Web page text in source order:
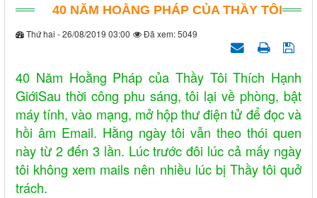
40 NĂM HOẰNG PHÁP CỦA THẦY TÔI
Thứ hai - 26/08/2019 03:00 Đã xem: 5049
40 Năm Hoằng Pháp của Thầy Tôi Thích Hạnh
GiớiSau thời công phu sáng, tôi lại về phòng, bật
máy tính, vào mạng, mở hộp thư điện tử để đọc và
hồi âm Email. Hằng ngày tôi vẫn theo thói quen
này từ 2 đến 3 lần. Lúc trước đôi lúc cả mấy ngày
tôi không xem mails nên nhiều lúc bị Thầy tôi quở
trách.